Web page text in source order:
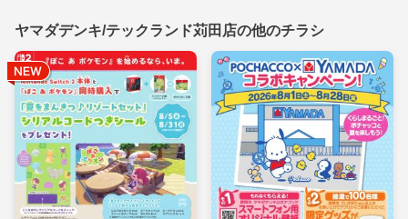
ヤマダデンキ/テックランド苅田店の他のチラシ